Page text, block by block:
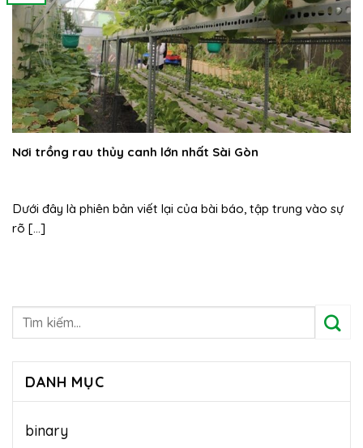
Nơi trồng rau thủy canh lớn nhất Sài Gòn
Dưới đây là phiên bản viết lại của bài báo, tập trung vào sự
rõ [...]
DANH MỤC
binary